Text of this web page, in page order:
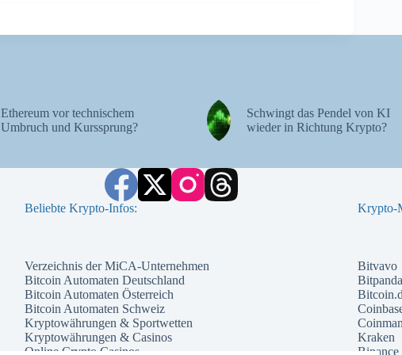
Ethereum vor technischem
Umbruch und Kurssprung?
Schwingt das Pendel von KI
wieder in Richtung Krypto?
Beliebte Krypto-Infos:
Verzeichnis der MiCA-Unternehmen
Bitcoin Automaten Deutschland
Bitcoin Automaten Österreich
Bitcoin Automaten Schweiz
Kryptowährungen & Sportwetten
Kryptowährungen & Casinos
Online Crypto Casinos
Krypto-
Bitvavo
Bitpanda
Kraken
Binance